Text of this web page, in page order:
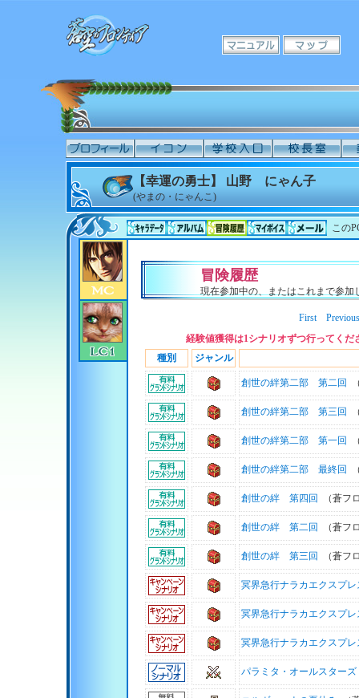
【幸運の勇士】 山野 にゃん子
(やまの・にゃんこ)
この
冒険履歴
現在参加中の、またはこれまで参
First
Previous
経験値獲得は1シナリオずつ行ってく
種別
ジャンル
創世の絆第二部 第二回
創世の絆第二部 第三回
創世の絆第二部 第一回
創世の絆第二部 最終回
創世の絆 第四回 （蒼フ
創世の絆 第二回 （蒼フ
創世の絆 第三回 （蒼フ
冥界急行ナラカエクスプ
冥界急行ナラカエクスプ
冥界急行ナラカエクスプ
パラミタ・オールスター